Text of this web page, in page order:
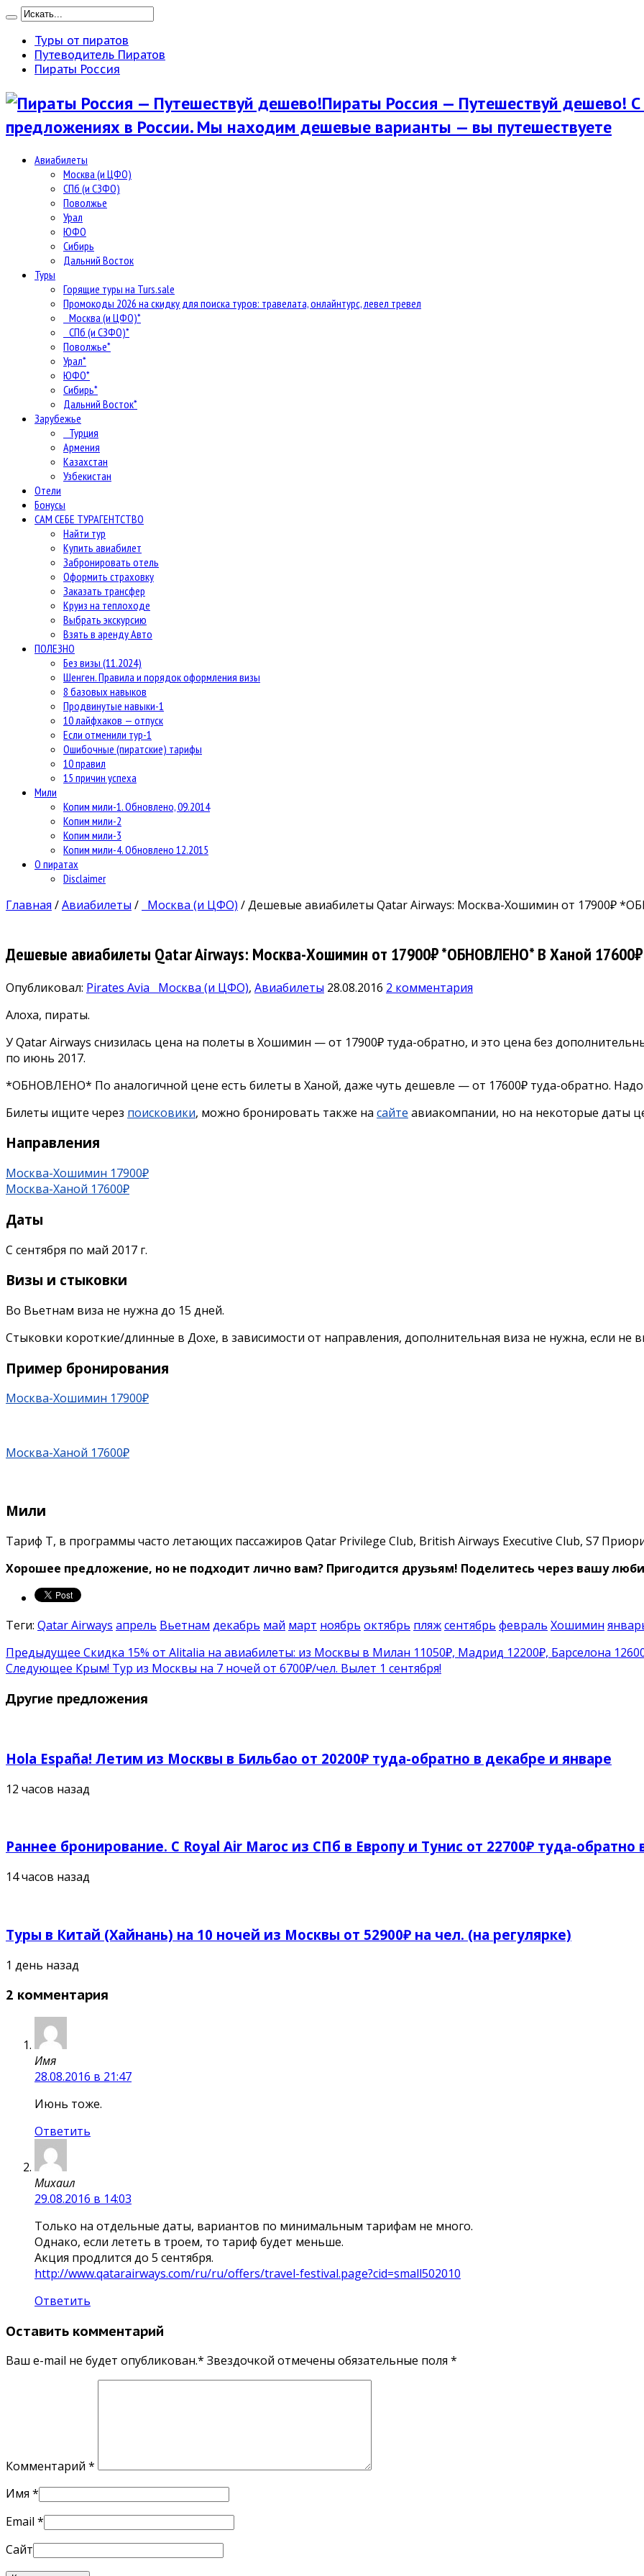
Туры от пиратов
Путеводитель Пиратов
Пираты Россия
Пираты Россия — Путешествуй дешево!
предложениях в России. Мы находим дешевые варианты — вы путешествуете
Авиабилеты
Москва (и ЦФО)
СПб (и СЗФО)
Поволжье
Урал
ЮФО
Сибирь
Дальний Восток
Туры
Горящие туры на Turs.sale
Промокоды 2026 на скидку для поиска туров: травелата, онлайнтурс, левел тревел
Москва (и ЦФО)*
СПб (и СЗФО)*
Поволжье*
Урал*
ЮФО*
Сибирь*
Дальний Восток*
Зарубежье
Турция
Армения
Казахстан
Узбекистан
Отели
Бонусы
САМ СЕБЕ ТУРАГЕНТСТВО
Найти тур
Купить авиабилет
Забронировать отель
Оформить страховку
Заказать трансфер
Круиз на теплоходе
Выбрать экскурсию
Взять в аренду Авто
ПОЛЕЗНО
Без визы (11.2024)
Шенген. Правила и порядок оформления визы
8 базовых навыков
Продвинутые навыки-1
10 лайфхаков — отпуск
Если отменили тур-1
Ошибочные (пиратские) тарифы
10 правил
15 причин успеха
Мили
Копим мили-1. Обновлено, 09.2014
Копим мили-2
Копим мили-3
Копим мили-4. Обновлено 12.2015
О пиратах
Disclaimer
Главная /Авиабилеты / Москва (и ЦФО) /Дешевые авиабилеты Qatar Airways: Москва-Хошимин от 17900₽
Дешевые авиабилеты Qatar Airways: Москва-Хошимин от 17900₽ *ОБНОВЛЕНО* В Ханой 17600₽
Опубликовал: Pirates Avia Москва (и ЦФО), Авиабилеты 28.08.2016 2 комментария
Алоха, пираты.
У Qatar Airways снизилась цена на полеты в Хошимин — от 17900₽ туда-обратно, и это цена без
по июнь 2017.
*ОБНОВЛЕНО* По аналогичной цене есть билеты в Ханой, даже чуть дешевле — от 17600₽ туда-обратно. Надо
Билеты ищите через поисковики, можно бронировать также на сайте авиакомпании, но на некоторые даты
Направления
Москва-Хошимин 17900₽
Москва-Ханой 17600₽
Даты
С сентября по май 2017 г.
Визы и стыковки
Во Вьетнам виза не нужна до 15 дней.
Стыковки короткие/длинные в Дохе, в зависимости от направления, дополнительная виза не нужна, если не
Пример бронирования
Москва-Хошимин 17900₽
Москва-Ханой 17600₽
Мили
Тариф T, в программы часто летающих пассажиров Qatar Privilege Club, British Airways Executive Club, S7
Хорошее предложение, но не подходит лично вам? Пригодится друзьям! Поделитесь через вашу
Теги: Qatar Airways апрель Вьетнам декабрь май март ноябрь октябрь пляжсентябрь февраль Хошимин
Предыдущее Скидка 15% от Alitalia на авиабилеты: из Москвы в Милан 11050₽, Мадрид 12200₽, Барселона
Следующее Крым! Тур из Москвы на 7 ночей от 6700₽/чел. Вылет 1 сентября!
Другие предложения
Hola España! Летим из Москвы в Бильбао от 20200₽ туда-обратно в декабре и январе
12 часов назад
Раннее бронирование. С Royal Air Maroc из СПб в Европу и Тунис от 22700₽ туда-обратно
14 часов назад
Туры в Китай (Хайнань) на 10 ночей из Москвы от 52900₽ на чел. (на регулярке)
1 день назад
2 комментария
Имя
28.08.2016 в 21:47
Июнь тоже.
Ответить
Михаил
29.08.2016 в 14:03
Только на отдельные даты, вариантов по минимальным тарифам не много.
Однако, если лететь в троем, то тариф будет меньше.
Акция продлится до 5 сентября.
http://www.qatarairways.com/ru/ru/offers/travel-festival.page?cid=small502010
Ответить
Оставить комментарий
Ваш e-mail не будет опубликован.* Звездочкой отмечены обязательные поля *
Комментарий *
Имя *
Email *
Сайт